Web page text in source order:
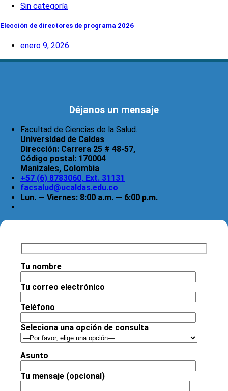
Sin categoría
Elección de directores de programa 2026
enero 9, 2026
Déjanos un mensaje
Facultad de Ciencias de la Salud.
Universidad de Caldas
Dirección: Carrera 25 # 48-57,
Código postal: 170004
Manizales, Colombia
+57 (6) 8783060, Ext. 31131
facsalud@ucaldas.edu.co
Lun. — Viernes: 8:00 a.m. — 6:00 p.m.
Tu nombre
Tu correo electrónico
Teléfono
Seleciona una opción de consulta
Asunto
Tu mensaje (opcional)